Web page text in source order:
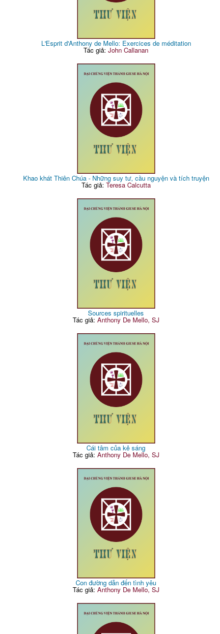
L'Esprit d'Anthony de Mello: Exercices de méditation
Tác giả:John Callanan
Khao khát Thiên Chúa - Những suy tư, cầu nguyện và tích truyện
Tác giả: Teresa Calcutta
Sources spirituelles
Tác giả: Anthony De Mello, SJ
Cái tâm của kẻ sáng
Tác giả: Anthony De Mello, SJ
Con đường dẫn đến tình yêu
Tác giả: Anthony De Mello, SJ